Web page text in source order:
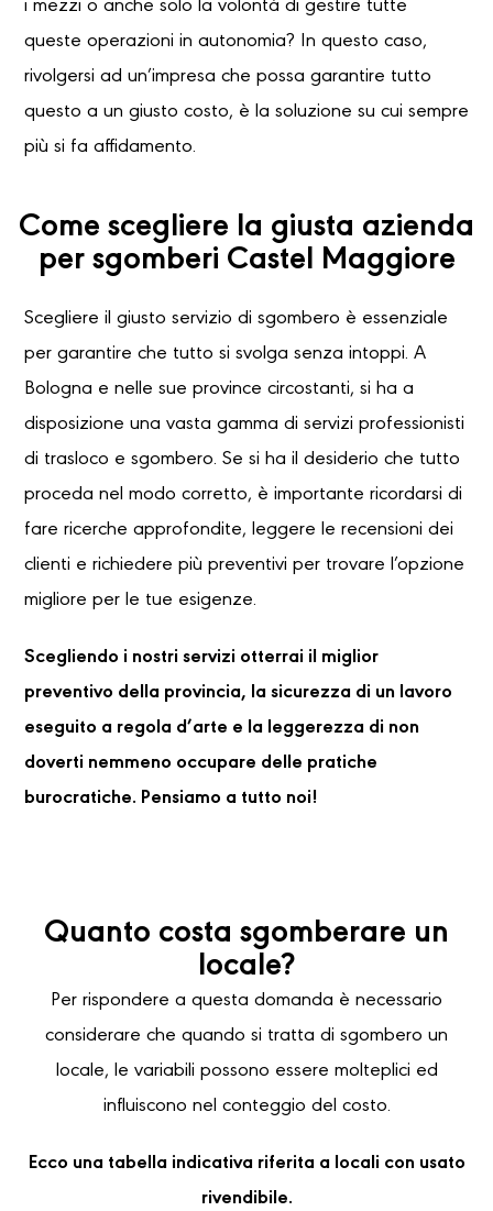
i mezzi o anche solo la volontà di gestire tutte
queste operazioni in autonomia? In questo caso,
rivolgersi ad un’impresa che possa garantire tutto
questo a un giusto costo, è la soluzione su cui sempre
più si fa affidamento.
Come scegliere la giusta azienda
per sgomberi Castel Maggiore
Scegliere il giusto servizio di sgombero è essenziale
per garantire che tutto si svolga senza intoppi. A
Bologna e nelle sue province circostanti, si ha a
disposizione una vasta gamma di servizi professionisti
di trasloco e sgombero. Se si ha il desiderio che tutto
proceda nel modo corretto, è importante ricordarsi di
fare ricerche approfondite, leggere le recensioni dei
clienti e richiedere più preventivi per trovare l’opzione
migliore per le tue esigenze.
Scegliendo i nostri servizi otterrai il miglior
preventivo della provincia, la sicurezza di un lavoro
eseguito a regola d’arte e la leggerezza di non
doverti nemmeno occupare delle pratiche
burocratiche. Pensiamo a tutto noi!
Quanto costa sgomberare un
locale?
Per rispondere a questa domanda è necessario
considerare che quando si tratta di sgombero un
locale, le variabili possono essere molteplici ed
influiscono nel conteggio del costo.
Ecco una tabella indicativa riferita a locali con usato
rivendibile.